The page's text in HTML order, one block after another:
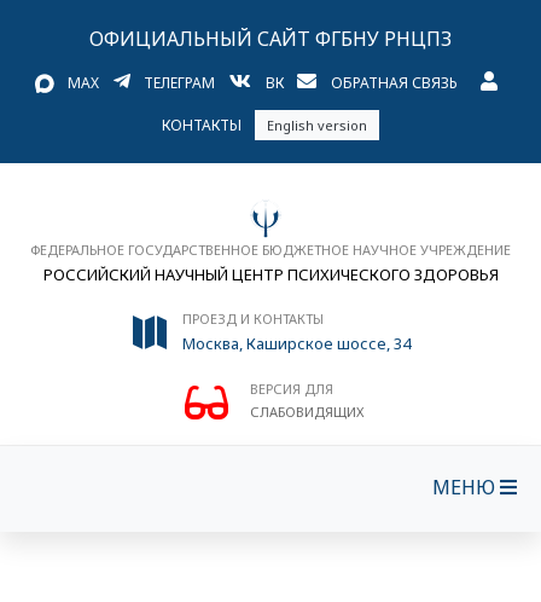
ОФИЦИАЛЬНЫЙ САЙТ ФГБНУ РНЦПЗ
MAX ТЕЛЕГРАМ ВК ОБРАТНАЯ СВЯЗЬ
КОНТАКТЫ English version
ФЕДЕРАЛЬНОЕ ГОСУДАРСТВЕННОЕ БЮДЖЕТНОЕ НАУЧНОЕ УЧРЕЖДЕНИЕ
РОССИЙСКИЙ НАУЧНЫЙ ЦЕНТР ПСИХИЧЕСКОГО ЗДОРОВЬЯ
ПРОЕЗД И КОНТАКТЫ
Москва, Каширское шоссе, 34
ВЕРСИЯ ДЛЯ
СЛАБОВИДЯЩИХ
МЕНЮ